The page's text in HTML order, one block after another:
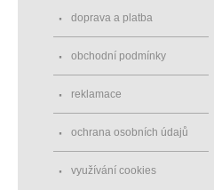
doprava a platba
obchodní podmínky
reklamace
ochrana osobních údajů
využívání cookies